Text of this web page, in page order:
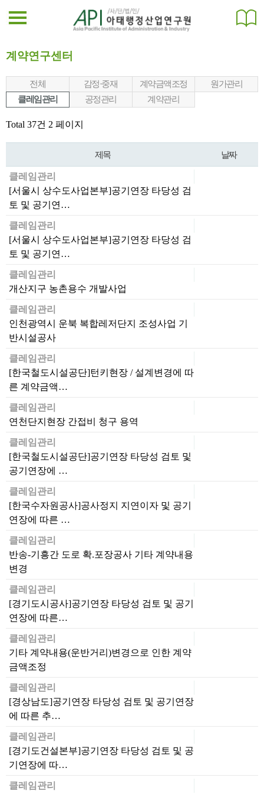
계약연구센터
전체 감정·중재 계약금액조정
원가관리
클레임관리
공정관리 계약관리
Total 37건 2 페이지
제목 날짜
클레임관리
[서울시 상수도사업본부]공기연장 타당성 검
토 및 공기연…
클레임관리
[서울시 상수도사업본부]공기연장 타당성 검
토 및 공기연…
클레임관리
개산지구 농촌용수 개발사업
클레임관리
인천광역시 운북 복합레저단지 조성사업 기
반시설공사
클레임관리
[한국철도시설공단]턴키현장 / 설계변경에 따
른 계약금액…
클레임관리
연천단지현장 간접비 청구 용역
클레임관리
[한국철도시설공단]공기연장 타당성 검토 및
공기연장에 …
클레임관리
[한국수자원공사]공사정지 지연이자 및 공기
연장에 따른 …
클레임관리
반송-기흥간 도로 확.포장공사 기타 계약내용
변경
클레임관리
[경기도시공사]공기연장 타당성 검토 및 공기
연장에 따른…
클레임관리
기타 계약내용(운반거리)변경으로 인한 계약
금액조정
클레임관리
[경상남도]공기연장 타당성 검토 및 공기연장
에 따른 추…
클레임관리
[경기도건설본부]공기연장 타당성 검토 및 공
기연장에 따…
클레임관리